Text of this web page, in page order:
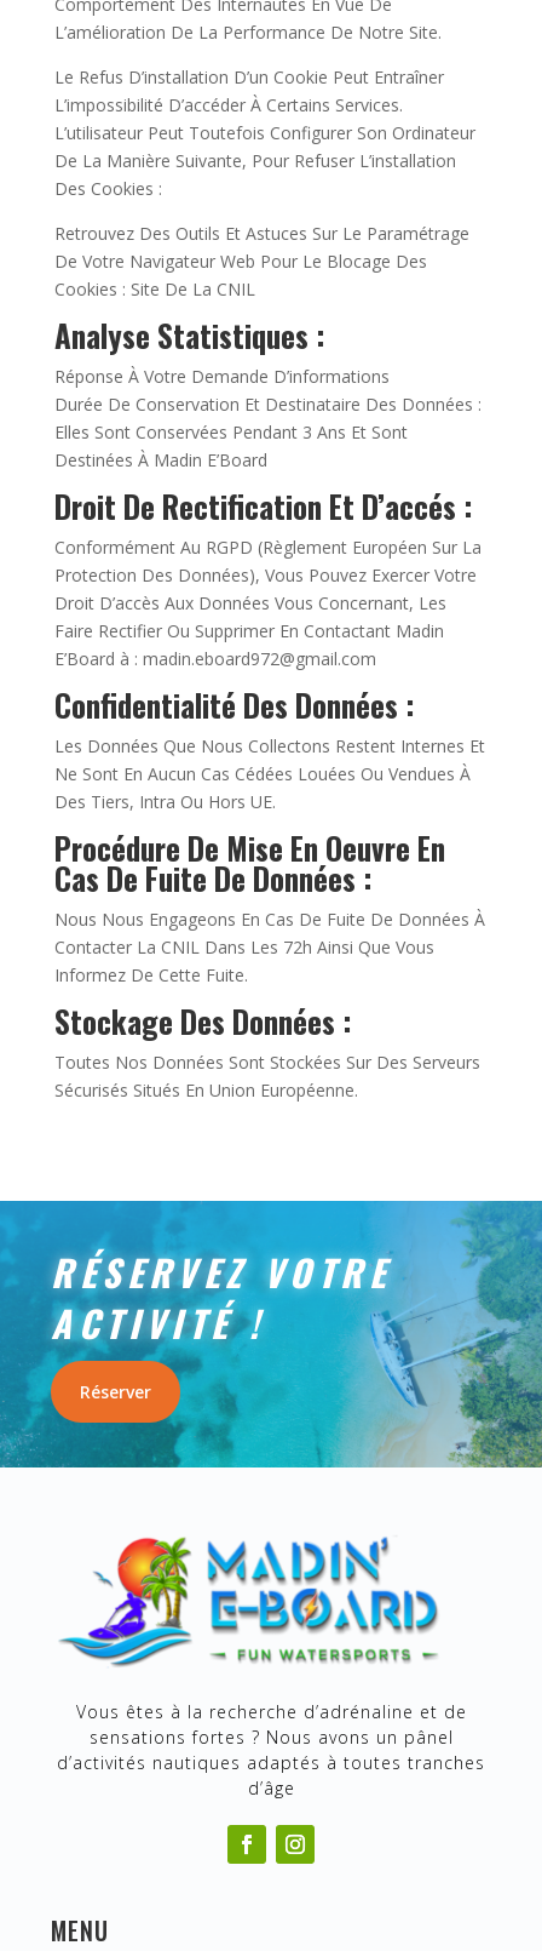
L’amélioration De La Performance De Notre Site.
Le Refus D’installation D’un Cookie Peut Entraîner
L’impossibilité D’accéder À Certains Services.
L’utilisateur Peut Toutefois Configurer Son Ordinateur
De La Manière Suivante, Pour Refuser L’installation
Des Cookies :
Retrouvez Des Outils Et Astuces Sur Le Paramétrage
De Votre Navigateur Web Pour Le Blocage Des
Cookies : Site De La CNIL
Analyse Statistiques :
Réponse À Votre Demande D’informations
Durée De Conservation Et Destinataire Des Données :
Elles Sont Conservées Pendant 3 Ans Et Sont
Destinées À Madin E’Board
Droit De Rectification Et D’accés :
Conformément Au RGPD (Règlement Européen Sur La
Protection Des Données), Vous Pouvez Exercer Votre
Droit D’accès Aux Données Vous Concernant, Les
Faire Rectifier Ou Supprimer En Contactant Madin
E’Board à : madin.eboard972@gmail.com
Confidentialité Des Données :
Les Données Que Nous Collectons Restent Internes Et
Ne Sont En Aucun Cas Cédées Louées Ou Vendues À
Des Tiers, Intra Ou Hors UE.
Procédure De Mise En Oeuvre En
Cas De Fuite De Données :
Nous Nous Engageons En Cas De Fuite De Données À
Contacter La CNIL Dans Les 72h Ainsi Que Vous
Informez De Cette Fuite.
Stockage Des Données :
Toutes Nos Données Sont Stockées Sur Des Serveurs
Sécurisés Situés En Union Européenne.
RÉSERVEZ VOTRE
ACTIVITÉ !
Réserver
Vous êtes à la recherche d’adrénaline et de
sensations fortes ? Nous avons un pânel
d’activités nautiques adaptés à toutes tranches
d’âge
MENU